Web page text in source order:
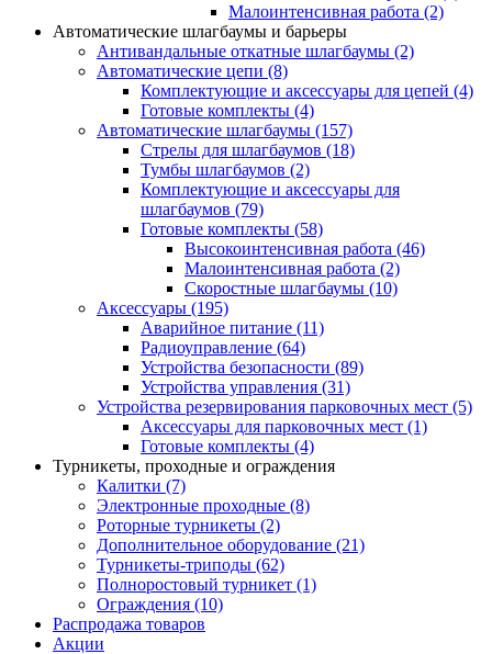
Малоинтенсивная работа (2)
Автоматические шлагбаумы и барьеры
Антивандальные откатные шлагбаумы (2)
Автоматические цепи (8)
Комплектующие и аксессуары для цепей (4)
Готовые комплекты (4)
Автоматические шлагбаумы (157)
Стрелы для шлагбаумов (18)
Тумбы шлагбаумов (2)
Комплектующие и аксессуары для
шлагбаумов (79)
Готовые комплекты (58)
Высокоинтенсивная работа (46)
Малоинтенсивная работа (2)
Скоростные шлагбаумы (10)
Аксессуары (195)
Аварийное питание (11)
Радиоуправление (64)
Устройства безопасности (89)
Устройства управления (31)
Устройства резервирования парковочных мест (5)
Аксессуары для парковочных мест (1)
Готовые комплекты (4)
Турникеты, проходные и ограждения
Калитки (7)
Электронные проходные (8)
Роторные турникеты (2)
Дополнительное оборудование (21)
Турникеты-триподы (62)
Полноростовый турникет (1)
Ограждения (10)
Распродажа товаров
Акции